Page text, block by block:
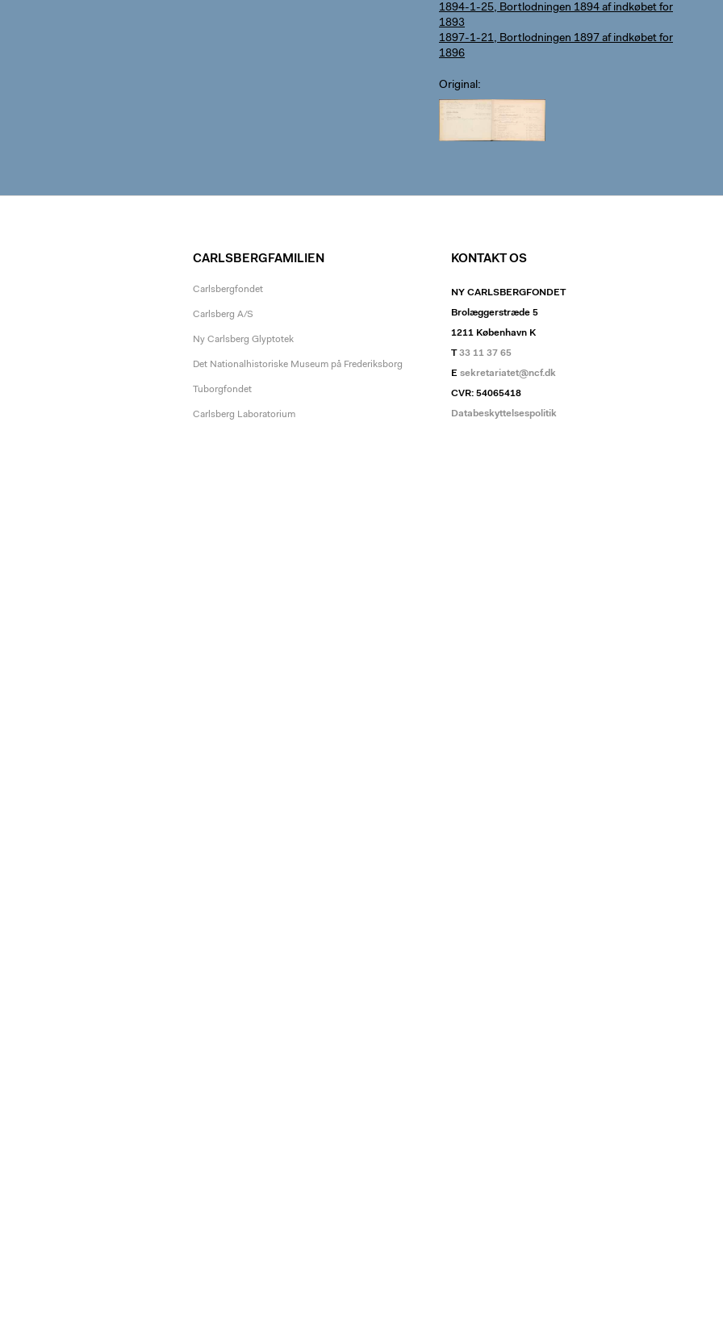
1894-1-25, Bortlodningen 1894 af indkøbet for
1893
1897-1-21, Bortlodningen 1897 af indkøbet for
1896
Original
CARLSBERGFAMILIEN
Carlsbergfondet
Carlsberg A/S
Ny Carlsberg Glyptotek
Det Nationalhistoriske Museum på Frederiksborg
Tuborgfondet
Carlsberg Laboratorium
KONTAKT OS
NY CARLSBERGFONDET
Brolæggerstræde 5
1211 København K
T 33 11 37 65
E sekretariatet@ncf.dk
CVR: 54065418
Databeskyttelsespolitik